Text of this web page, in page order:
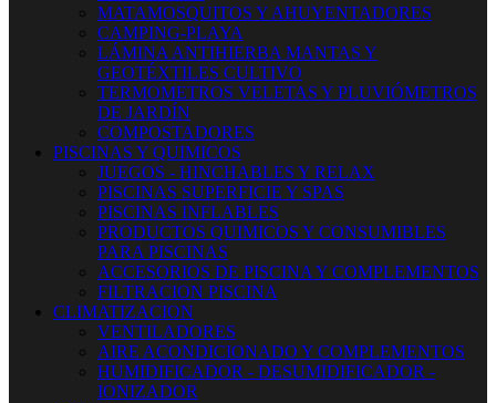
MATAMOSQUITOS Y AHUYENTADORES
CAMPING-PLAYA
LÁMINA ANTIHIERBA MANTAS Y
GEOTÉXTILES CULTIVO
TERMOMETROS VELETAS Y PLUVIÓMETROS
DE JARDÍN
COMPOSTADORES
PISCINAS Y QUIMICOS
JUEGOS - HINCHABLES Y RELAX
PISCINAS SUPERFICIE Y SPAS
PISCINAS INFLABLES
PRODUCTOS QUIMICOS Y CONSUMIBLES
PARA PISCINAS
ACCESORIOS DE PISCINA Y COMPLEMENTOS
FILTRACION PISCINA
CLIMATIZACION
VENTILADORES
AIRE ACONDICIONADO Y COMPLEMENTOS
HUMIDIFICADOR - DESUMIDIFICADOR -
IONIZADOR